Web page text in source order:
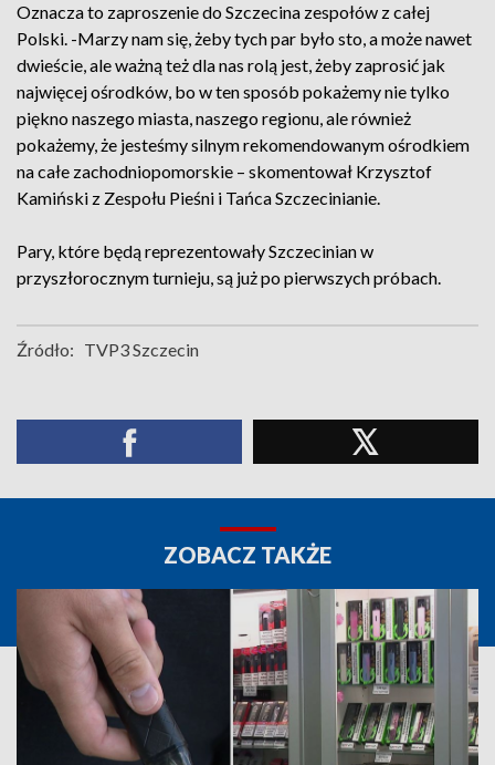
Oznacza to zaproszenie do Szczecina zespołów z całej
Polski. -Marzy nam się, żeby tych par było sto, a może nawet
dwieście, ale ważną też dla nas rolą jest, żeby zaprosić jak
najwięcej ośrodków, bo w ten sposób pokażemy nie tylko
piękno naszego miasta, naszego regionu, ale również
pokażemy, że jesteśmy silnym rekomendowanym ośrodkiem
na całe zachodniopomorskie – skomentował Krzysztof
Kamiński z Zespołu Pieśni i Tańca Szczecinianie.
Pary, które będą reprezentowały Szczecinian w
przyszłorocznym turnieju, są już po pierwszych próbach.
Źródło: TVP3 Szczecin
ZOBACZ TAKŻE